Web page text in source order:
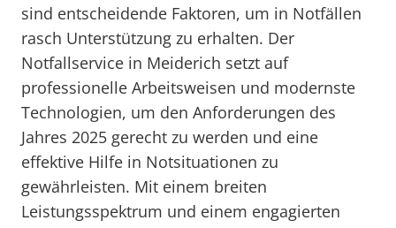
sind entscheidende Faktoren, um in Notfällen
rasch Unterstützung zu erhalten. Der
Notfallservice in Meiderich setzt auf
professionelle Arbeitsweisen und modernste
Technologien, um den Anforderungen des
Jahres 2025 gerecht zu werden und eine
effektive Hilfe in Notsituationen zu
gewährleisten. Mit einem breiten
Leistungsspektrum und einem engagierten